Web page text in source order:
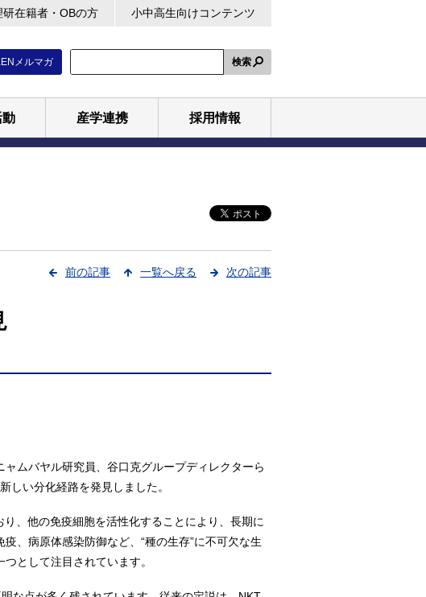
研在籍者・OBの方 小中高生向けコンテンツ
メルマガ 検索
動 産学連携 採用情報
前の記事 一覧へ戻る 次の記事
ムバヤル研究員、谷口克グループディレクターら
新しい分化経路を発見しました。
り、他の免疫細胞を活性化することにより、長期に
、病原体感染防御など、“種の生存”に不可欠な生
として注目されています。